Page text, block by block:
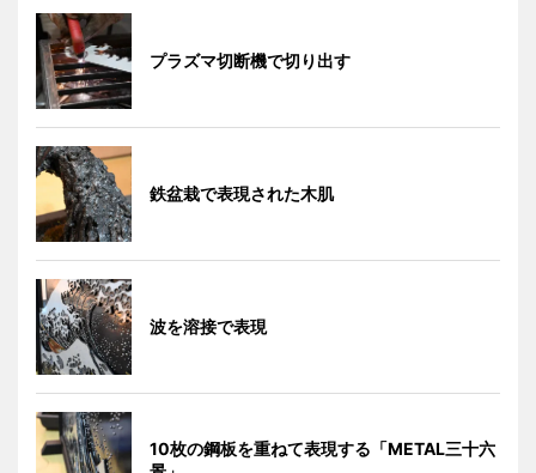
プラズマ切断機で切り出す
鉄盆栽で表現された木肌
波を溶接で表現
10枚の鋼板を重ねて表現する「METAL三十六